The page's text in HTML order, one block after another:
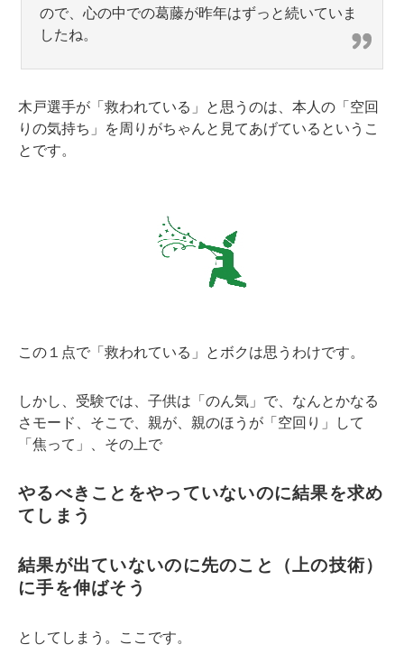
ので、心の中での葛藤が昨年はずっと続いていま
したね。
木戸選手が「救われている」と思うのは、本人の「空回
りの気持ち」を周りがちゃんと見てあげているというこ
とです。
この１点で「救われている」とボクは思うわけです。
しかし、受験では、子供は「のん気」で、なんとかなる
さモード、そこで、親が、親のほうが「空回り」して
「焦って」、その上で
やるべきことをやっていないのに結果を求め
てしまう
結果が出ていないのに先のこと（上の技術）
に手を伸ばそう
としてしまう。ここです。